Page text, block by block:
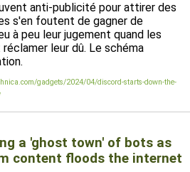
anti-publicité pour attirer des
s'en foutent de gagner de
à peu leur jugement quand les
leur dû. Le schéma
gadgets/2024/04/discord-starts-down-the-
a 'ghost town' of bots as
content floods the internet